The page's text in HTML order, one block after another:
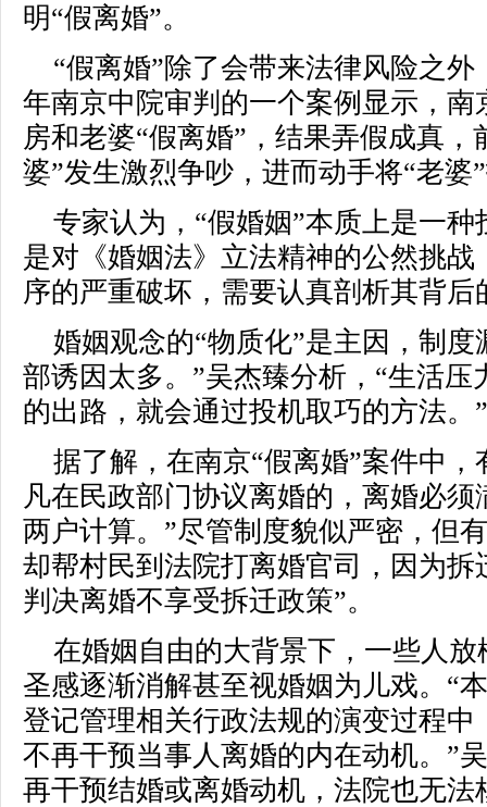
明“假离婚”。
“假离婚”除了会带来法律风险之
年南京中院审判的一个案例显示，
房和老婆“假离婚”，结果弄假成真
婆”发生激烈争吵，进而动手将“老婆
专家认为，“假婚姻”本质上是一
是对《婚姻法》立法精神的公然挑
序的严重破坏，需要认真剖析其背后
婚姻观念的“物质化”是主因，制
部诱因太多。”吴杰臻分析，“生活
的出路，就会通过投机取巧的方法。”
据了解，在南京“假离婚”案件中
凡在民政部门协议离婚的，离婚必
两户计算。”尽管制度貌似严密，但
却帮村民到法院打离婚官司，因为
判决离婚不享受拆迁政策”。
在婚姻自由的大背景下，一些人
圣感逐渐消解甚至视婚姻为儿戏。“
登记管理相关行政法规的演变过程
不再干预当事人离婚的内在动机。”
再干预结婚或离婚动机，法院也无